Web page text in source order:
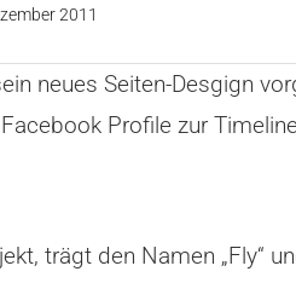
2011
neues Seiten-Desgign
Profile zur
trägt den Namen „Fly“